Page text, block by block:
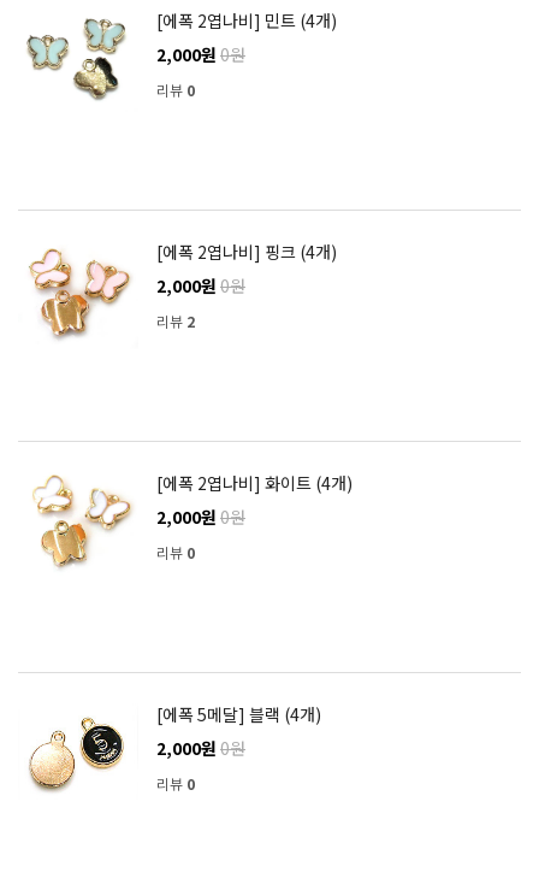
[에폭 2엽나비] 민트 (4개)
2,000원 0원
리뷰 0
[에폭 2엽나비] 핑크 (4개)
2,000원 0원
리뷰 2
[에폭 2엽나비] 화이트 (4개)
2,000원 0원
리뷰 0
[에폭 5메달] 블랙 (4개)
2,000원 0원
리뷰 0